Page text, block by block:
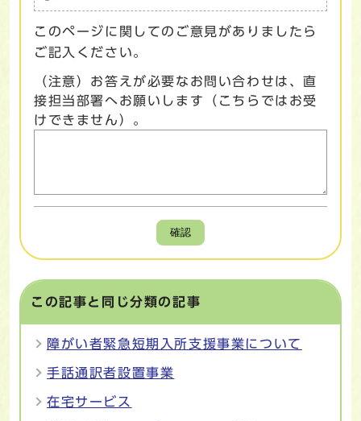
このページに関してのご意見がありましたら
ご記入ください。
（注意）お答えが必要なお問い合わせは、直
接担当部署へお願いします（こちらではお受
けできません）。
確認
この記事と同じ分類の記事
障がい者緊急短期入所支援事業について
手話通訳者設置事業
在宅サービス